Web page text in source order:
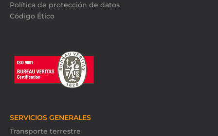
Política de protección de datos
Código Ético
SERVICIOS GENERALES
Transporte terrestre